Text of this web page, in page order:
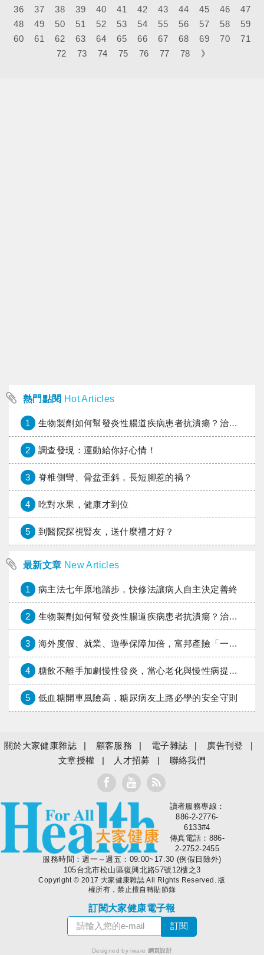
36
37 38 39 40 41 42 43 44 45 46
47
48
49 50 51 52 53 54 55 56 57 58
59
60
61 62 63 64 65 66 67 68 69 70
71
72
73 74 75 76 77 78 》
熱門點閱 Hot Articles
1 生物製劑如何幫發炎性腸道疾病患者抗潰瘍？治療進展與健保給付困境一次看
2 調查發現：運動給你好心情！
3 脊椎側彎、骨盆歪斜，長短腳惹的禍？
4 吃對水果，健康才到位
5 到醫院探視腎友，送什麼禮才好？
最新文章 New Articles
1 病主法七年原地踏步，快修法讓病人自主決定善終
2 生物製劑如何幫發炎性腸道疾病患者抗潰瘍？治療進展與健保給付困境一次看
3 海外度假、就業、遊學保障加倍，富邦產險「一期逐夢」專案加碼遠距醫療與緊急救援
4 糖飲不離手加劇慢性發炎，當心老化與慢性病提早報到
5 低血糖開車風險高，糖尿病友上路必學的安全守則
關於大家健康雜誌 顧客服務 電子雜誌
廣告刊登
文章授權
人才招募 聯絡我們
大家健康
讀者服務專線：
886-2-2776-
6133#4
傳真電話：886-
2-2752-2455
服務時間：週一～週五：09:00~17:30 (例假日除外)
105台北市松山區復興北路57號12樓之3
Copyright © 2017 大家健康雜誌 All Rights Reserved. 版
權所有，禁止擅自轉貼節錄
訂閱大家健康電子報
Designed by iware 網頁設計